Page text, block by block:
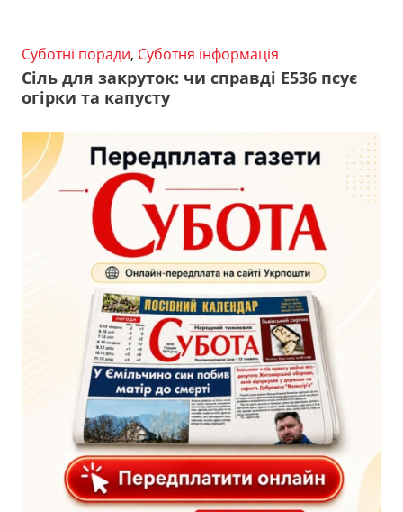
Суботні поради, Суботня інформація
Сіль для закруток: чи справді Е536 псує
огірки та капусту